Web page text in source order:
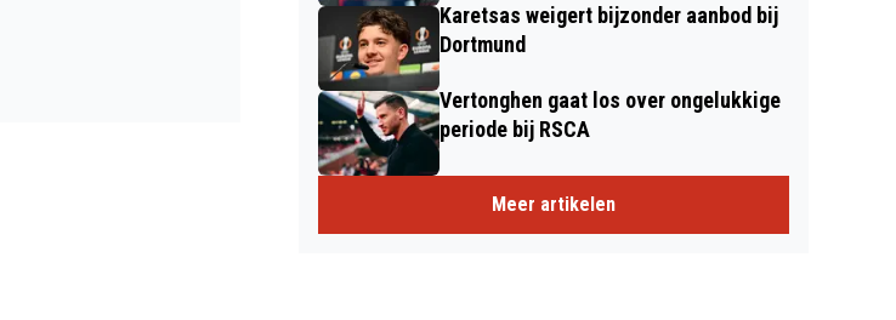
Karetsas weigert bijzonder aanbod bij
Dortmund
Vertonghen gaat los over ongelukkige
periode bij RSCA
Meer artikelen